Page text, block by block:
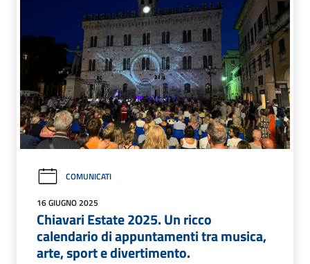
COMUNICATI
16 GIUGNO 2025
Chiavari Estate 2025. Un ricco
calendario di appuntamenti tra musica,
arte, sport e divertimento.